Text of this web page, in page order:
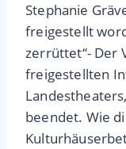
Stephanie
freigestellt
zerrüttet“- Der
freigestellten
beendet. Wie